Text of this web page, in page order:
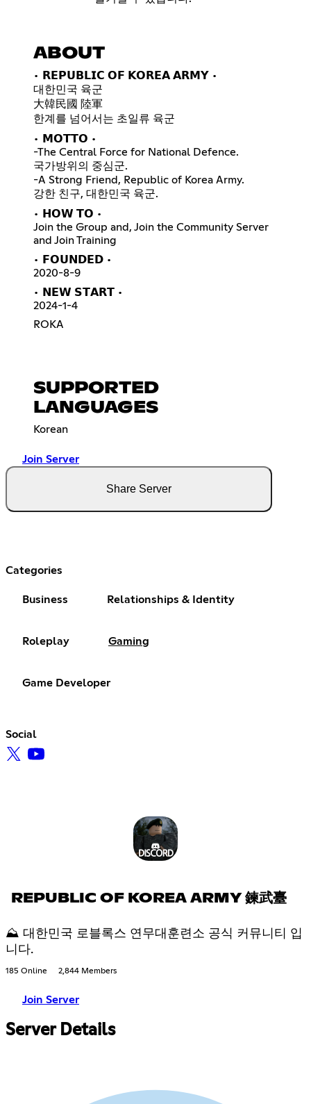
ABOUT
• 𝗥𝗘𝗣𝗨𝗕𝗟𝗜𝗖 𝗢𝗙 𝗞𝗢𝗥𝗘𝗔 𝗔𝗥𝗠𝗬 •
대한민국 육군
大韓民國 陸軍
한계를 넘어서는 초일류 육군
• 𝗠𝗢𝗧𝗧𝗢 •
-The Central Force for National Defence.
국가방위의 중심군.
-A Strong Friend, Republic of Korea Army.
강한 친구, 대한민국 육군.
• 𝗛𝗢𝗪 𝗧𝗢 •
Join the Group and, Join the Community Server
and Join Training
• 𝗙𝗢𝗨𝗡𝗗𝗘𝗗 •
2020-8-9
• 𝗡𝗘𝗪 𝗦𝗧𝗔𝗥𝗧 •
2024-1-4
ROKA
SUPPORTED
LANGUAGES
Korean
Join Server
Share Server
Categories
Business Relationships & Identity
Roleplay Gaming
Game Developer
Social
REPUBLIC OF KOREA ARMY 鍊武臺
⛰ 대한민국 로블록스 연무대훈련소 공식 커뮤니티 입
니다.
185 Online 2,844 Members
Join Server
Server Details